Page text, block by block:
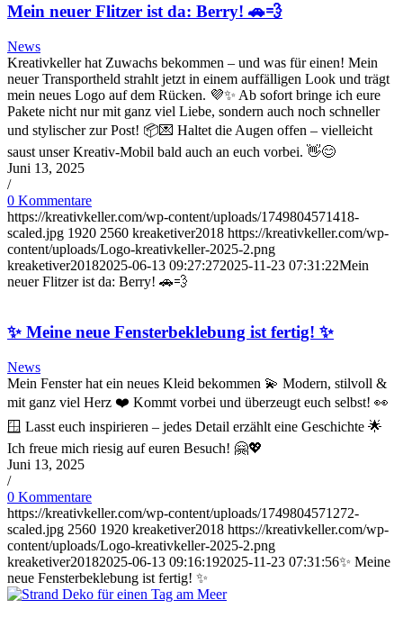
Mein neuer Flitzer ist da: Berry! 🚗💨
News
Kreativkeller hat Zuwachs bekommen – und was für einen! Mein
neuer Transportheld strahlt jetzt in einem auffälligen Look und trägt
mein neues Logo auf dem Rücken. 💜✨ Ab sofort bringe ich eure
Pakete nicht nur mit ganz viel Liebe, sondern auch noch schneller
und stylischer zur Post! 📦💌 Haltet die Augen offen – vielleicht
saust unser Kreativ-Mobil bald auch an euch vorbei. 👋😊
Juni 13, 2025
/
0 Kommentare
https://kreativkeller.com/wp-content/uploads/1749804571418-
scaled.jpg 1920 2560 kreaketiver2018 https://kreativkeller.com/wp-
content/uploads/Logo-kreativkeller-2025-2.png
kreaketiver20182025-06-13 09:27:272025-11-23 07:31:22Mein
neuer Flitzer ist da: Berry! 🚗💨
✨ Meine neue Fensterbeklebung ist fertig! ✨
News
Mein Fenster hat ein neues Kleid bekommen 💫 Modern, stilvoll &
mit ganz viel Herz ❤️ Kommt vorbei und überzeugt euch selbst! 👀
🪟 Lasst euch inspirieren – jedes Detail erzählt eine Geschichte 🌟
Ich freue mich riesig auf euren Besuch! 🤗💖
Juni 13, 2025
/
0 Kommentare
https://kreativkeller.com/wp-content/uploads/1749804571272-
scaled.jpg 2560 1920 kreaketiver2018 https://kreativkeller.com/wp-
content/uploads/Logo-kreativkeller-2025-2.png
kreaketiver20182025-06-13 09:16:192025-11-23 07:31:56✨ Meine
neue Fensterbeklebung ist fertig! ✨